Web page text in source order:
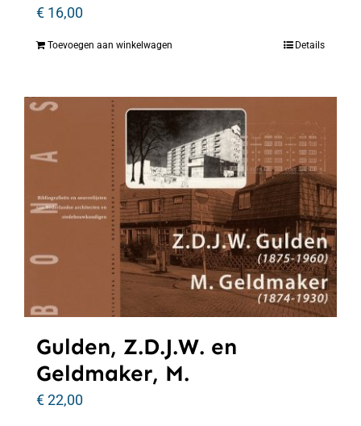
€ 16,00
Toevoegen aan winkelwagen Details
Gulden, Z.D.J.W. en
Geldmaker, M.
€22,00